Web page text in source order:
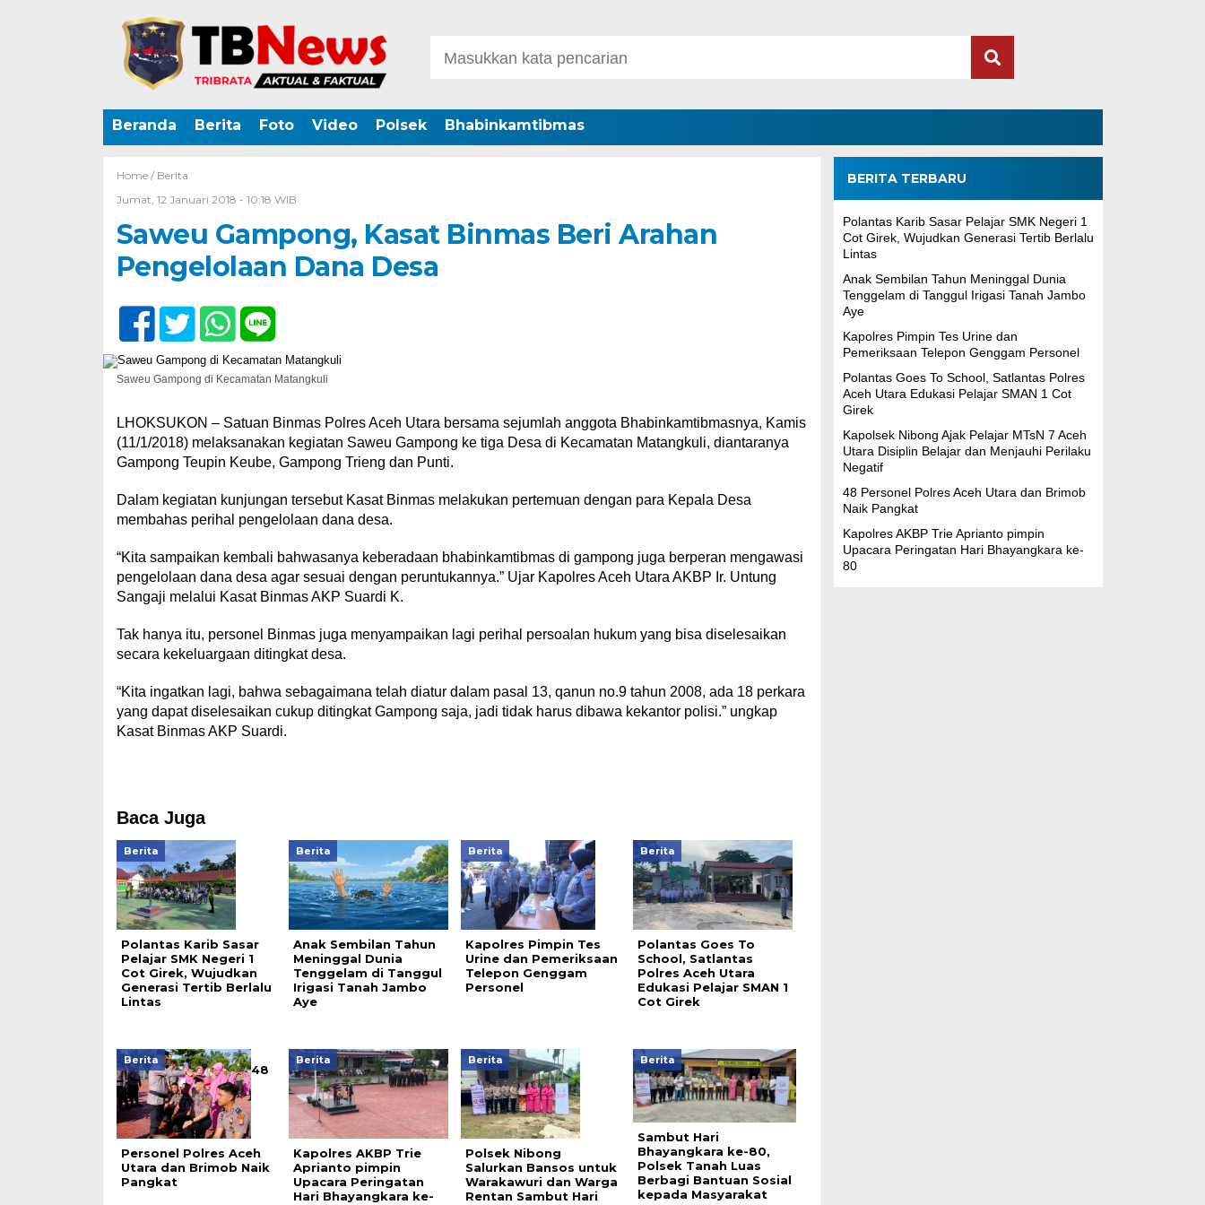
Beranda Berita Foto Video Polsek Bhabinkamtibmas
Home / Berita
Jumat, 12 Januari 2018 - 10:18 WIB
Saweu Gampong, Kasat Binmas Beri Arahan
Pengelolaan Dana Desa
Saweu Gampong di Kecamatan Matangkuli
LHOKSUKON – Satuan Binmas Polres Aceh Utara bersama sejumlah anggota Bhabinkamtibmasnya, Kamis
(11/1/2018) melaksanakan kegiatan Saweu Gampong ke tiga Desa di Kecamatan Matangkuli, diantaranya
Gampong Teupin Keube, Gampong Trieng dan Punti.
Dalam kegiatan kunjungan tersebut Kasat Binmas melakukan pertemuan dengan para Kepala Desa
membahas perihal pengelolaan dana desa.
“Kita sampaikan kembali bahwasanya keberadaan bhabinkamtibmas di gampong juga berperan mengawasi
pengelolaan dana desa agar sesuai dengan peruntukannya.” Ujar Kapolres Aceh Utara AKBP Ir. Untung
Sangaji melalui Kasat Binmas AKP Suardi K.
Tak hanya itu, personel Binmas juga menyampaikan lagi perihal persoalan hukum yang bisa diselesaikan
secara kekeluargaan ditingkat desa.
“Kita ingatkan lagi, bahwa sebagaimana telah diatur dalam pasal 13, qanun no.9 tahun 2008, ada 18 perkara
yang dapat diselesaikan cukup ditingkat Gampong saja, jadi tidak harus dibawa kekantor polisi.” ungkap
Kasat Binmas AKP Suardi.
Baca Juga
Berita
Polantas Karib Sasar
Pelajar SMK Negeri 1
Cot Girek, Wujudkan
Generasi Tertib Berlalu
Lintas
Berita
Anak Sembilan Tahun
Meninggal Dunia
Tenggelam di Tanggul
Irigasi Tanah Jambo
Aye
Berita
Kapolres Pimpin Tes
Urine dan Pemeriksaan
Telepon Genggam
Personel
Berita
Polantas Goes To
School, Satlantas
Polres Aceh Utara
Edukasi Pelajar SMAN 1
Cot Girek
Berita
48
Personel Polres Aceh
Utara dan Brimob Naik
Pangkat
Berita
Kapolres AKBP Trie
Aprianto pimpin
Upacara Peringatan
Hari Bhayangkara ke-
Berita
Polsek Nibong
Salurkan Bansos untuk
Warakawuri dan Warga
Rentan Sambut Hari
Berita
Sambut Hari
Bhayangkara ke-80,
Polsek Tanah Luas
Berbagi Bantuan Sosial
kepada Masyarakat
BERITA TERBARU
Polantas Karib Sasar Pelajar SMK Negeri 1
Cot Girek, Wujudkan Generasi Tertib Berlalu
Lintas
Anak Sembilan Tahun Meninggal Dunia
Tenggelam di Tanggul Irigasi Tanah Jambo
Aye
Kapolres Pimpin Tes Urine dan
Pemeriksaan Telepon Genggam Personel
Polantas Goes To School, Satlantas Polres
Aceh Utara Edukasi Pelajar SMAN 1 Cot
Girek
Kapolsek Nibong Ajak Pelajar MTsN 7 Aceh
Utara Disiplin Belajar dan Menjauhi Perilaku
Negatif
48 Personel Polres Aceh Utara dan Brimob
Naik Pangkat
Kapolres AKBP Trie Aprianto pimpin
Upacara Peringatan Hari Bhayangkara ke-
80